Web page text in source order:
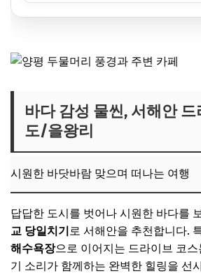
바다 감성 물씬, 서해안
도/을왕리
시원한 바닷바람 맞으며 떠나는 여행
답답한 도시를 벗어나 시원한 바다를
교 당일치기 로 서해안을 추천합니다.
해수욕장으로 이어지는 드라이브 코
기 소리가 함께하는 완벽한 힐링을 선